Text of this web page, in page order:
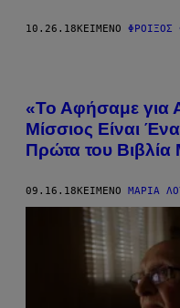
10.26.18 ΚΕΊΜΕΝΟ ΦΡΟΊΞΟΣ
«Το Αφήσαμε για
Μίσσιος Είναι
Πρώτα του Βιβλία
09.16.18ΚΕΊΜΕΝΟ ΜΑΡΊΑ